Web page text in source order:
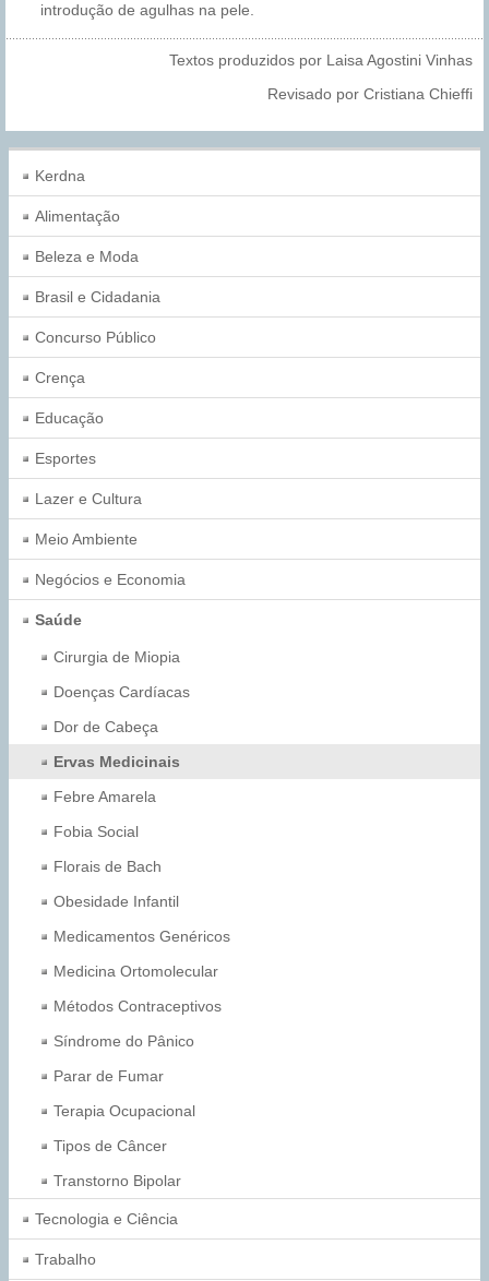
introdução de agulhas na pele.
Textos produzidos por Laisa Agostini Vinhas
Revisado por Cristiana Chieffi
Kerdna
Alimentação
Beleza e Moda
Brasil e Cidadania
Concurso Público
Crença
Educação
Esportes
Lazer e Cultura
Meio Ambiente
Negócios e Economia
Saúde
Cirurgia de Miopia
Doenças Cardíacas
Dor de Cabeça
Ervas Medicinais
Febre Amarela
Fobia Social
Florais de Bach
Obesidade Infantil
Medicamentos Genéricos
Medicina Ortomolecular
Métodos Contraceptivos
Síndrome do Pânico
Parar de Fumar
Terapia Ocupacional
Tipos de Câncer
Transtorno Bipolar
Tecnologia e Ciência
Trabalho